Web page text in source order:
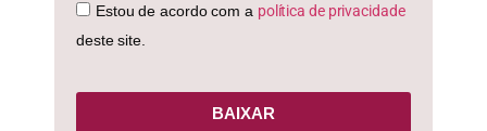
Estou de acordo com a política de privacidade
deste site.
BAIXAR